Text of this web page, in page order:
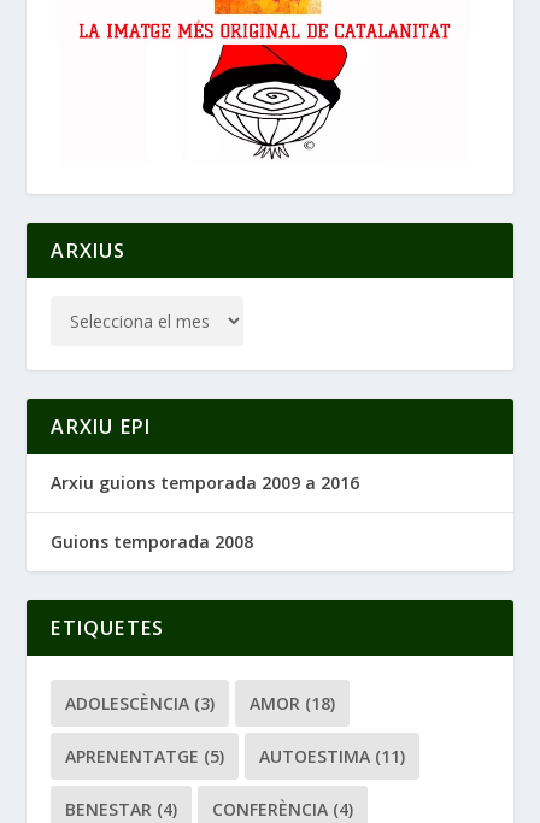
ARXIUS
ARXIU EPI
Arxiu guions temporada 2009 a 2016
Guions temporada 2008
ETIQUETES
ADOLESCÈNCIA (3) AMOR (18)
APRENENTATGE (5) AUTOESTIMA (11)
BENESTAR (4) CONFERÈNCIA (4)